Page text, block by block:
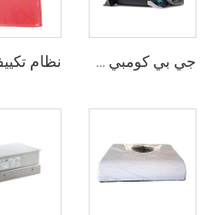
جي بي كومبي 6E LPG 6kw 12v هواء وماء سخان للسيارة الركاب، المقطورة مشابهة لتروما